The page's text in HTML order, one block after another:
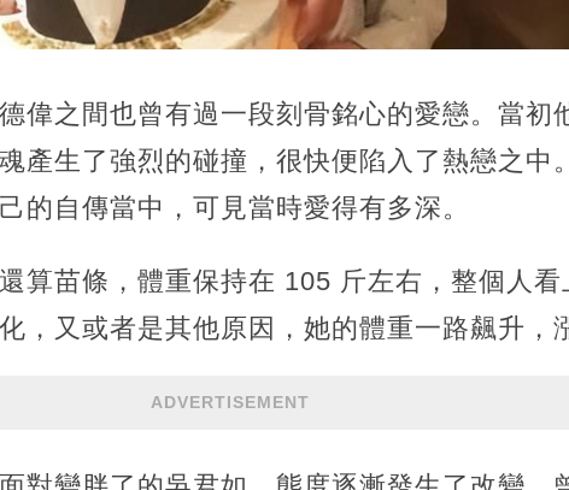
偉之間也曾有過一段刻骨銘心的愛戀。當初
產生了強烈的碰撞，很快便陷入了熱戀之中
的自傳當中，可見當時愛得有多深。
算苗條，體重保持在 105 斤左右，整個人看
，又或者是其他原因，她的體重一路飆升，
ADVERTISEMENT